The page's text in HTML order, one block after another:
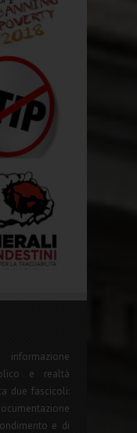
e realtà
due fascicoli:
e di